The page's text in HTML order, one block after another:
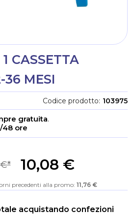
CASSETTA
36 MESI
Codice prodotto 103975
gratuita.
48 ore
10,08 €
€
precedenti alla promo: 11,76 €